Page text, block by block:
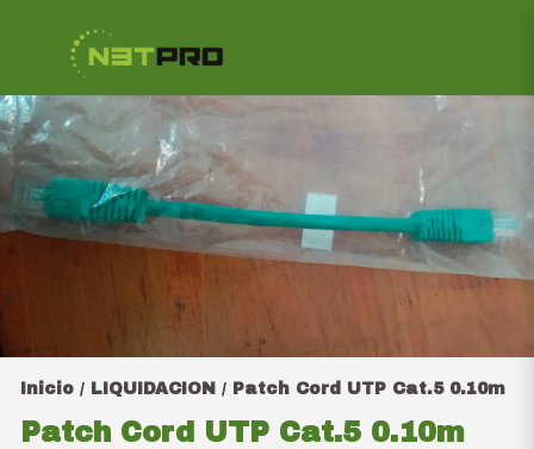
Inicio / LIQUIDACION / Patch Cord UTP Cat.5 0.10m
Patch Cord UTP Cat.5 0.10m